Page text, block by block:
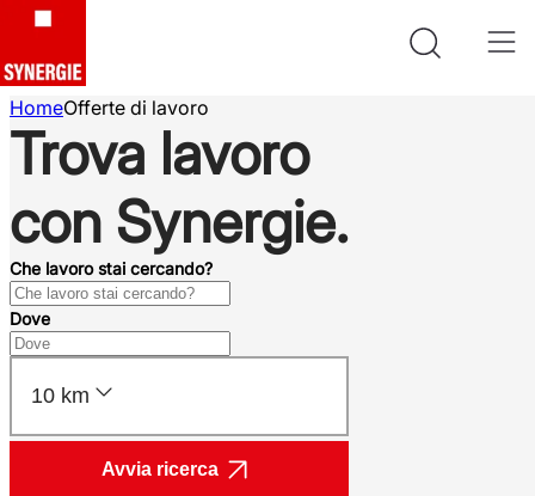
HomeOfferte di lavoro
Trova lavoro
con Synergie.
Che lavoro stai cercando?
Dove
10 km
Avvia ricerca